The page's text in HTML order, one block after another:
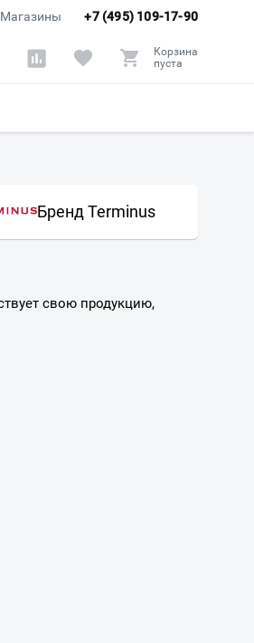
+7 (495) 109-17-90
Магазины
Корзина
пуста
Бренд Terminus
свою продукцию,